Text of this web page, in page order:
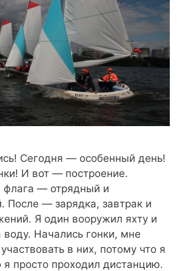
Сегодня — особенный день!
И вот — построение.
флага — отрядный и
После — зарядка, завтрак и
Я один вооружил яхту и
воду. Начались гонки, мне
в них, потому что я
просто проходил дистанцию.